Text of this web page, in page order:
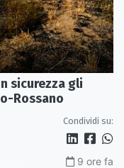
sicurezza gli
Rossano
Condividi su:
9 ore fa